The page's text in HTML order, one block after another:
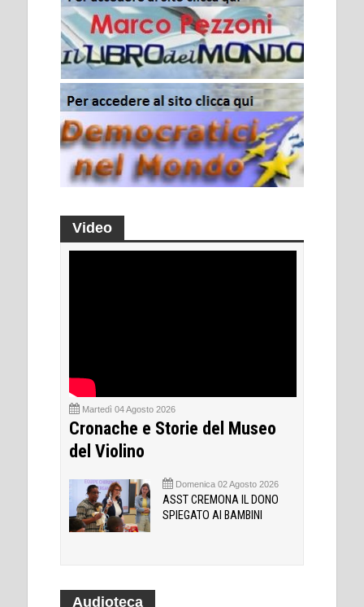
Video
Martedì 04 Agosto 2026
Cronache e Storie del Museo
del Violino
Domenica 02 Agosto 2026
ASST CREMONA IL DONO
SPIEGATO AI BAMBINI
Audioteca